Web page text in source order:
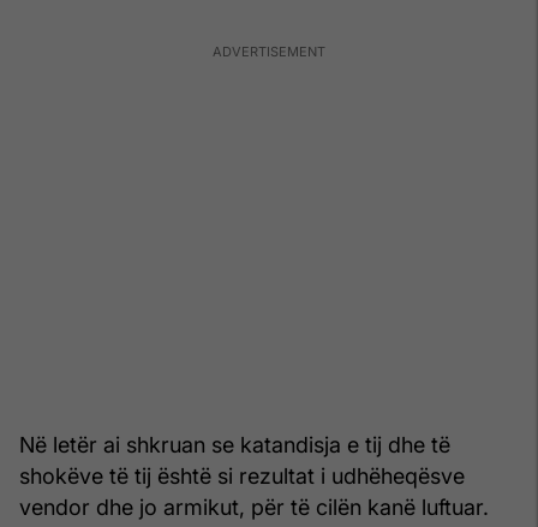
Në letër ai shkruan se katandisja e tij dhe të
shokëve të tij është si rezultat i udhëheqësve
vendor dhe jo armikut, për të cilën kanë luftuar.